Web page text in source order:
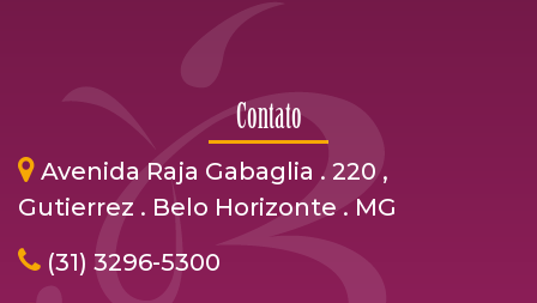
Contato
Avenida Raja Gabaglia . 220 ,
Gutierrez . Belo Horizonte . MG
(31) 3296-5300